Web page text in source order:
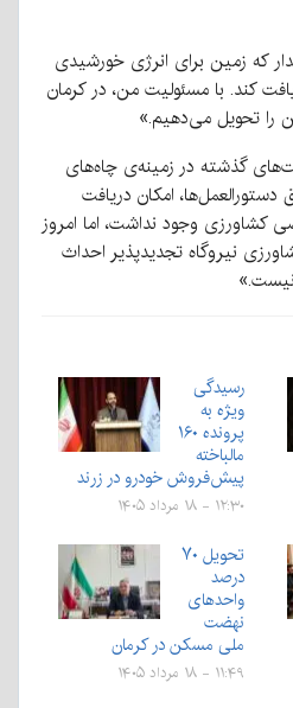
که زمین برای انرژی خورشیدی
کند. با مسئولیت من، در کرمان
گذشته در زمینه‌ی چاه‌های
امکان دریافت
کشاورزی وجود نداشت، اما امروز
نیروگاه تجدیدپذیر احداث
نیست.»
رسیدگی
ویژه به
پرونده ۱۶۰
مالباخته
پیش‌فروش خودرو در زرند
۱۲:۳۰ - ۱۸ مرداد ۱۴۰۵
تحویل ۷۰
درصد
واحدهای
نهضت
ملی مسکن در کرمان
۱۱:۴۹ - ۱۸ مرداد ۱۴۰۵